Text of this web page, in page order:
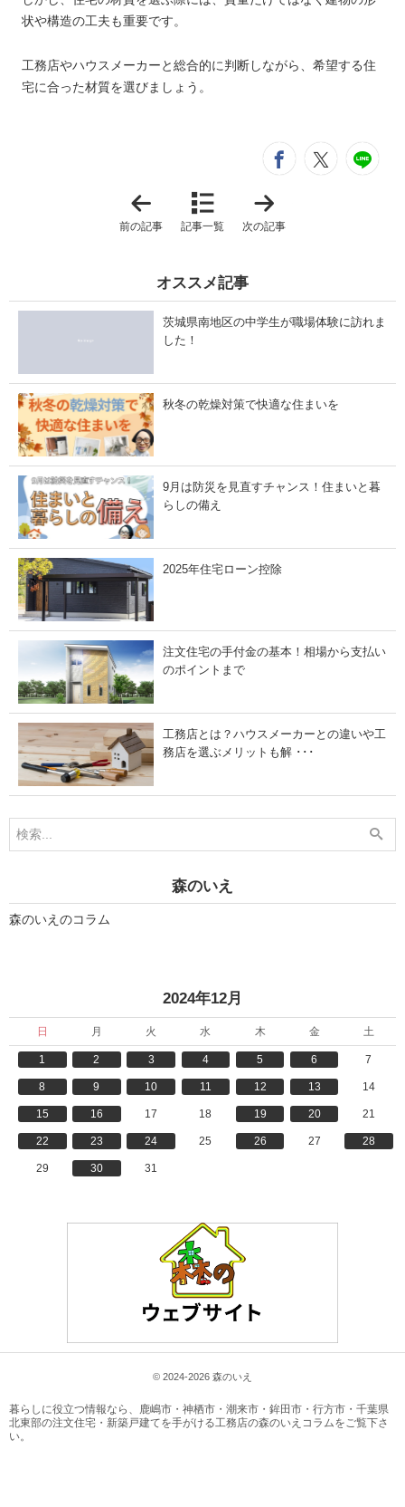
状や構造の工夫も重要です​​​​。
工務店やハウスメーカーと総合的に判断しながら、希望する住
宅に合った材質を選びましょう。
entry354シ
の
と
は
免
造
に
つ
解
前の記事 記事一覧
な
」
次の記事
オススメ記事
茨城県南地区の中学生が職場体験に訪れま
した！
秋冬の乾燥対策で快適な住まいを
9月は防災を見直すチャンス！住まいと暮
らしの備え
2025年住宅ローン控除
注文住宅の手付金の基本！相場から支払い
のポイントまで
工務店とは？ハウスメーカーとの違いや工
務店を選ぶメリットも解 ･･･
森のいえ
森のいえのコラム
2024年12月
日 月 火 水 木 金 土
1 2 3 4 5 6 7
8 9 10 11 12 13 14
15 16 17 18 19 20 21
22 23 24 25 26 27 28
29 30 31
© 2024-2026 森のいえ
暮らしに役立つ情報なら、 鹿嶋市・神栖市・潮来市・鉾田市・行方市・千葉県
北東部の注文住宅・新築戸建てを手がける工務店の森のいえコラムをご覧下さ
い。